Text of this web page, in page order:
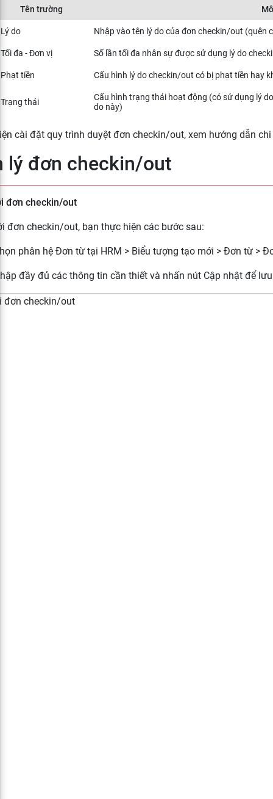
Tên trường
Lý do Nhập vào tên lý do của đơn checkin/out (quên
Tối đa - Đơn vị Số lần tối đa nhân sự được sử dụng lý do
Phạt tiền Cấu hình lý do checkin/out có bị phạt tiền hay
Trạng thái
Cấu hình trạng thái hoạt động (có sử dụng lý
do này)
cài đặt quy trình duyệt đơn checkin/out, xem hướng dẫn
lý đơn checkin/out
đơn checkin/out
đơn checkin/out, bạn thực hiện các bước sau:
phân hệ Đơn từ tại HRM > Biểu tượng tạo mới > Đơn từ >
đầy đủ các thông tin cần thiết và nhấn nút Cập nhật để